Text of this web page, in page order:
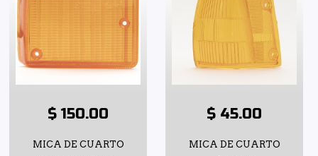
$ 150.00
MICA DE CUARTO
$ 45.00
MICA DE CUARTO